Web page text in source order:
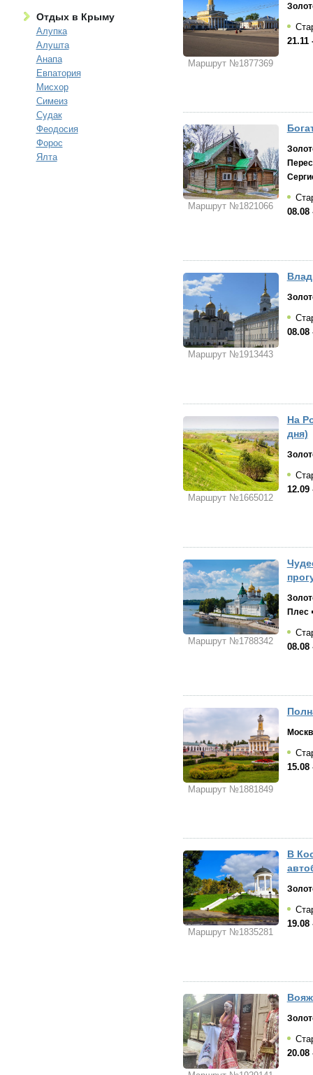
Отдых в Крыму
Алупка
Алушта
Анапа
Евпатория
Мисхор
Симеиз
Судак
Феодосия
Форос
Ялта
Маршрут №1877369
21.11
Маршрут №1821066
08.08
Маршрут №1913443
08.08
Маршрут №1665012
На
дня)
12.09
Маршрут №1788342
Плес
08.08
Маршрут №1881849
15.08
Маршрут №1835281
В
19.08
20.08